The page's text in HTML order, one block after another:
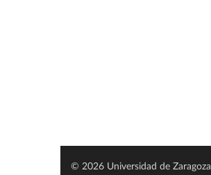
© 2026 Universidad de Zaragoza